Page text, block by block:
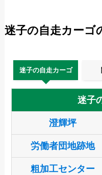
迷子の自走カーゴ
迷子の自走カーゴ
迷子
澄輝坪
労働者団地跡地
粗加工センター